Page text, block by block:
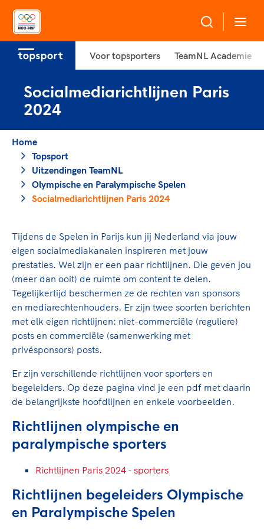
Over NOC*NSF
Sportagenda 2032
Leden
Raad van Toezicht en Bestuur
Merkbescherming NOC*NSF
Sportonderzoek
Sportakkoord II
Game Changer
Olympische geschiedenis
Nieuwspagina
Columns
Sport gaat niet vanzelf
Sportdeelname
Bonden en professionals in de sport
Beleidsmedewerkers
Clubbestuurders
Coördinatoren en opleiders
Officials
Veilige en integere sport
Diversiteit en inclusie
Gezonde sportomgeving
Duurzaamheid
Bekwaam sportkader
Sportmatch
Clubacties
Handboek Wet- en Regelgeving
Opleidingen en trainingen
High5 Stappenplan
Ruimte voor sport
Topsport
Voor talentvolle sporters
TeamNL Academie Kalender
Kennisaanbod TeamNL Experts
TeamNL Sport Science Centre
Olympische Spelen LA28
Paralympische Spelen LA28
Europese Spelen Istanbul 2027
Topsportbeleid
Top teamsportcompetities
Voor bonden
Pers
Voor topsporters TeamNL Academie
Socialmediarichtlijnen Paris
2024
Home
Topsport
Uitzendingen TeamNL
Olympische en Paralympische Spelen
Socialmediarichtlijnen Paris 2024
Tijdens de Spelen in Parijs kun jij Nederland via jouw
eigen socialmediakanalen inspireren met jouw
prestaties. Wel zijn er een paar richtlijnen. Die geven jou
(meer dan ooit) de ruimte om content te delen.
Tegelijkertijd beschermen ze de rechten van sponsors
en mediarechtenhouders. Er zijn twee soorten berichten
met elk eigen richtlijnen: niet-commerciële (reguliere)
posts en commerciële (samenwerking met
privésponsors) posts.
Er zijn verschillende richtlijnen voor sporters en
begeleiders. Op deze pagina vind je een pdf met daarin
de belangrijkste hoofdlijnen en enkele voorbeelden.
Richtlijnen olympische en
paralympische sporters
Richtlijnen Paris 2024 - sporters
Richtlijnen begeleiders Olympische
en Paralympische Spelen